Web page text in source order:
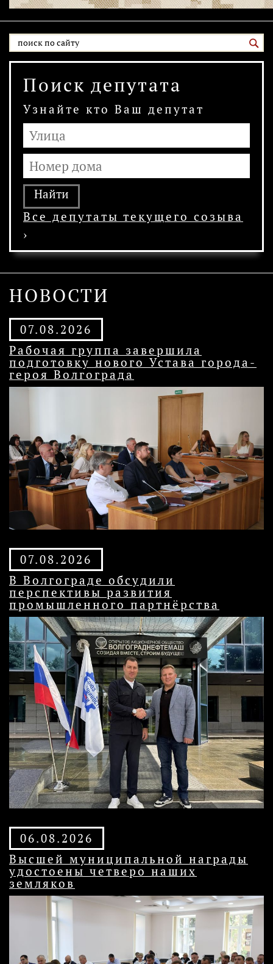
Поиск депутата
Узнайте кто Ваш депутат
Все депутаты текущего созыва
›
НОВОСТИ
07.08.2026
Рабочая группа завершила
подготовку нового Устава города-
героя Волгограда
07.08.2026
В Волгограде обсудили
перспективы развития
промышленного партнёрства
06.08.2026
Высшей муниципальной награды
удостоены четверо наших
земляков